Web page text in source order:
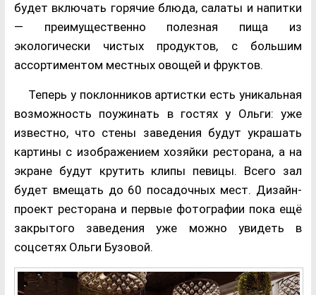
будет включать горячие блюда, салаты и напитки
— преимущественно полезная пища из
экологически чистых продуктов, с большим
ассортиментом местных овощей и фруктов.
Теперь у поклонников артистки есть уникальная
возможность поужинать в гостях у Ольги: уже
известно, что стены заведения будут украшать
картины с изображением хозяйки ресторана, а на
экране будут крутить клипы певицы. Всего зал
будет вмещать до 60 посадочных мест. Дизайн-
проект ресторана и первые фотографии пока ещё
закрытого заведения уже можно увидеть в
соцсетях Ольги Бузовой.